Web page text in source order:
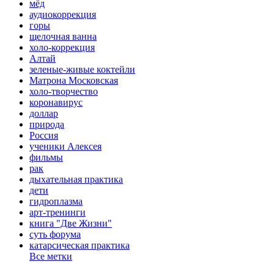
мёд
аудиокоррекция
горы
щелочная ванна
холо-коррекция
Алтай
зеленые-живые коктейли
Матрона Московская
холо-творчество
коронавирус
доллар
природа
Россия
ученики Алексея
фильмы
рак
дыхательная практика
дети
гидроплазма
арт-тренинги
книга "Две Жизни"
суть форума
катарсическая практика
Все метки